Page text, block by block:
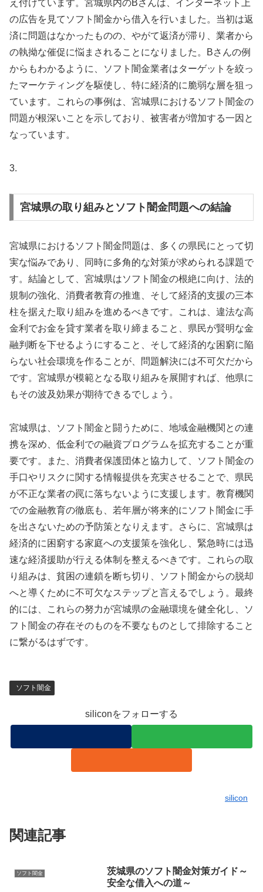
え付けています。宮城県内のBさんは、インターネット上
の広告を見てソフト闇金から借入を行いました。当初は返
済に問題はなかったものの、やがて返済が滞り、業者から
の執拗な催促に悩まされることになりました。Bさんの例
からもわかるように、ソフト闇金業者はターゲットを絞っ
たマーケティングを駆使し、特に経済的に脆弱な層を狙っ
ています。これらの事例は、宮城県におけるソフト闇金の
問題が根深いことを示しており、被害者が増加する一因と
なっています。
3.
宮城県の取り組みとソフト闇金問題への結論
宮城県におけるソフト闇金問題は、多くの県民にとって切
実な悩みであり、同時に多角的な対策が求められる課題で
す。結論として、宮城県はソフト闇金の根絶に向け、法的
規制の強化、消費者教育の推進、そして経済的支援の三本
柱を据えた取り組みを進めるべきです。これは、違法な高
金利でお金を貸す業者を取り締まること、県民が賢明な金
融判断を下せるようにすること、そして経済的な困窮に陥
らない社会環境を作ることが、問題解決には不可欠だから
です。宮城県が模範となる取り組みを展開すれば、他県に
もその波及効果が期待できるでしょう。
宮城県は、ソフト闇金と闘うために、地域金融機関との連
携を深め、低金利での融資プログラムを拡充することが重
要です。また、消費者保護団体と協力して、ソフト闇金の
手口やリスクに関する情報提供を充実させることで、県民
が不正な業者の罠に落ちないように支援します。教育機関
での金融教育の徹底も、若年層が将来的にソフト闇金に手
を出さないための予防策となりえます。さらに、宮城県は
経済的に困窮する家庭への支援策を強化し、緊急時には迅
速な経済援助が行える体制を整えるべきです。これらの取
り組みは、貧困の連鎖を断ち切り、ソフト闇金からの脱却
へと導くために不可欠なステップと言えるでしょう。最終
的には、これらの努力が宮城県の金融環境を健全化し、ソ
フト闇金の存在そのものを不要なものとして排除すること
に繋がるはずです。
ソフト闇金
siliconをフォローする
silicon
関連記事
ソフト闇金
茨城県のソフト闇金対策ガイド～
安全な借入への道～